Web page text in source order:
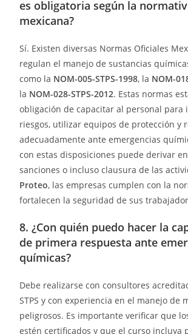
es obligatoria según la
mexicana?
Sí. Existen diversas Normas Oficiales
regulan el manejo de sustancias
como la NOM-005-STPS-1998, la NOM-
la NOM-028-STPS-2012. Estas normas
obligación de capacitar al personal para
riesgos, utilizar equipos de protección y
adecuadamente ante emergencias
con estas disposiciones puede derivar
sanciones o incluso clausura de las
Proteo, las empresas cumplen con la
fortalecen la seguridad de sus
8. ¿Con quién puedo hacer la
de primera respuesta ante
químicas?
Debe realizarse con consultores
STPS y con experiencia en el manejo de
peligrosos. Es importante verificar que
estén certificados y que el curso incluya